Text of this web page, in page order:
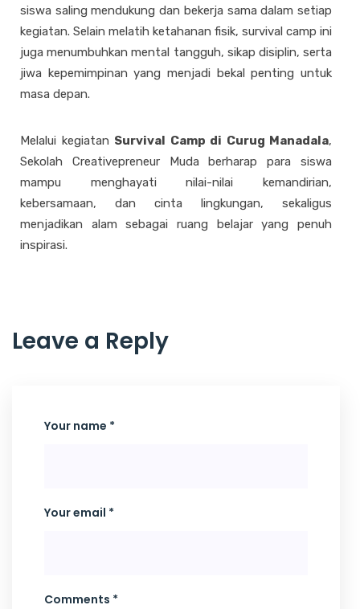
siswa saling mendukung dan bekerja sama dalam setiap
kegiatan. Selain melatih ketahanan fisik, survival camp ini
juga menumbuhkan mental tangguh, sikap disiplin, serta
jiwa kepemimpinan yang menjadi bekal penting untuk
masa depan.
Melalui kegiatan Survival Camp di Curug Manadala,
Sekolah Creativepreneur Muda berharap para siswa
mampu menghayati nilai-nilai kemandirian,
kebersamaan, dan cinta lingkungan, sekaligus
menjadikan alam sebagai ruang belajar yang penuh
inspirasi.
Leave a Reply
Your name *
Your email *
Comments *